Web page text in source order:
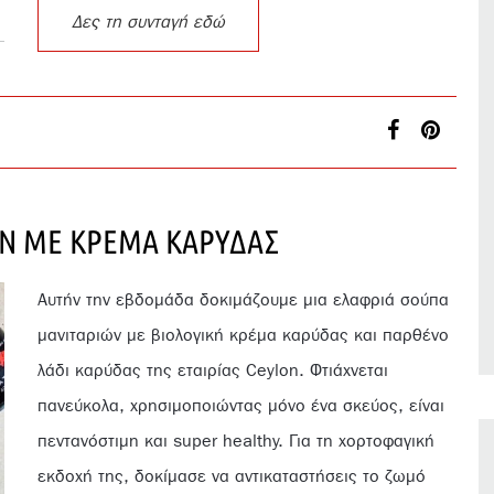
Δες τη συνταγή εδώ
ΜΕ ΚΡΕΜΑ ΚΑΡΥΔΑΣ
Αυτήν την εβδομάδα δοκιμάζουμε μια ελαφριά σούπα
μανιταριών με βιολογική κρέμα καρύδας και παρθένο
λάδι καρύδας της εταιρίας Ceylon. Φτιάχνεται
πανεύκολα, χρησιμοποιώντας μόνο ένα σκεύος, είναι
πεντανόστιμη και super healthy. Για τη χορτοφαγική
εκδοχή της, δοκίμασε να αντικαταστήσεις το ζωμό